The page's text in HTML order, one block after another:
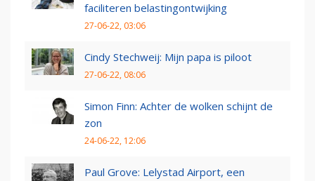
faciliteren belastingontwijking
27-06-22, 03:06
Cindy Stechweij: Mijn papa is piloot
27-06-22, 08:06
Simon Finn: Achter de wolken schijnt de
zon
24-06-22, 12:06
Paul Grove: Lelystad Airport, een